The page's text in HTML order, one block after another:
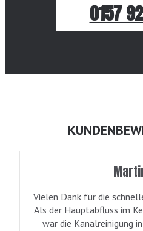
0157
Vielen Dank für die
Als der Hauptabfluss im
war die Kanalreinigung